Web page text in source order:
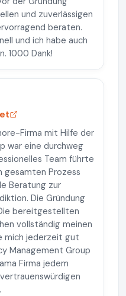
und zuverlässigen
beraten.
und ich habe auch
1000 Dank!
Firma mit Hilfe der
war eine durchweg
Team führte
gesamten Prozess
Beratung zur
Die Gründung
bereitgestellten
vollständig meinen
mich jederzeit gut
Management Group
Firma jedem